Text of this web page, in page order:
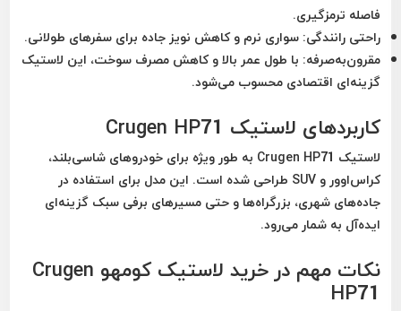
فاصله ترمزگیری.
راحتی رانندگی: سواری نرم و کاهش نویز جاده برای سفرهای طولانی.
مقرون‌به‌صرفه: با طول عمر بالا و کاهش مصرف سوخت، این لاستیک
گزینه‌ای اقتصادی محسوب می‌شود.
کاربردهای لاستیک Crugen HP71
لاستیک Crugen HP71 به طور ویژه برای خودروهای شاسی‌بلند،
کراس‌اوور و SUV طراحی شده است. این مدل برای استفاده در
جاده‌های شهری، بزرگراه‌ها و حتی مسیرهای برفی سبک گزینه‌ای
ایده‌آل به شمار می‌رود.
نکات مهم در خرید لاستیک کومهو Crugen
HP71